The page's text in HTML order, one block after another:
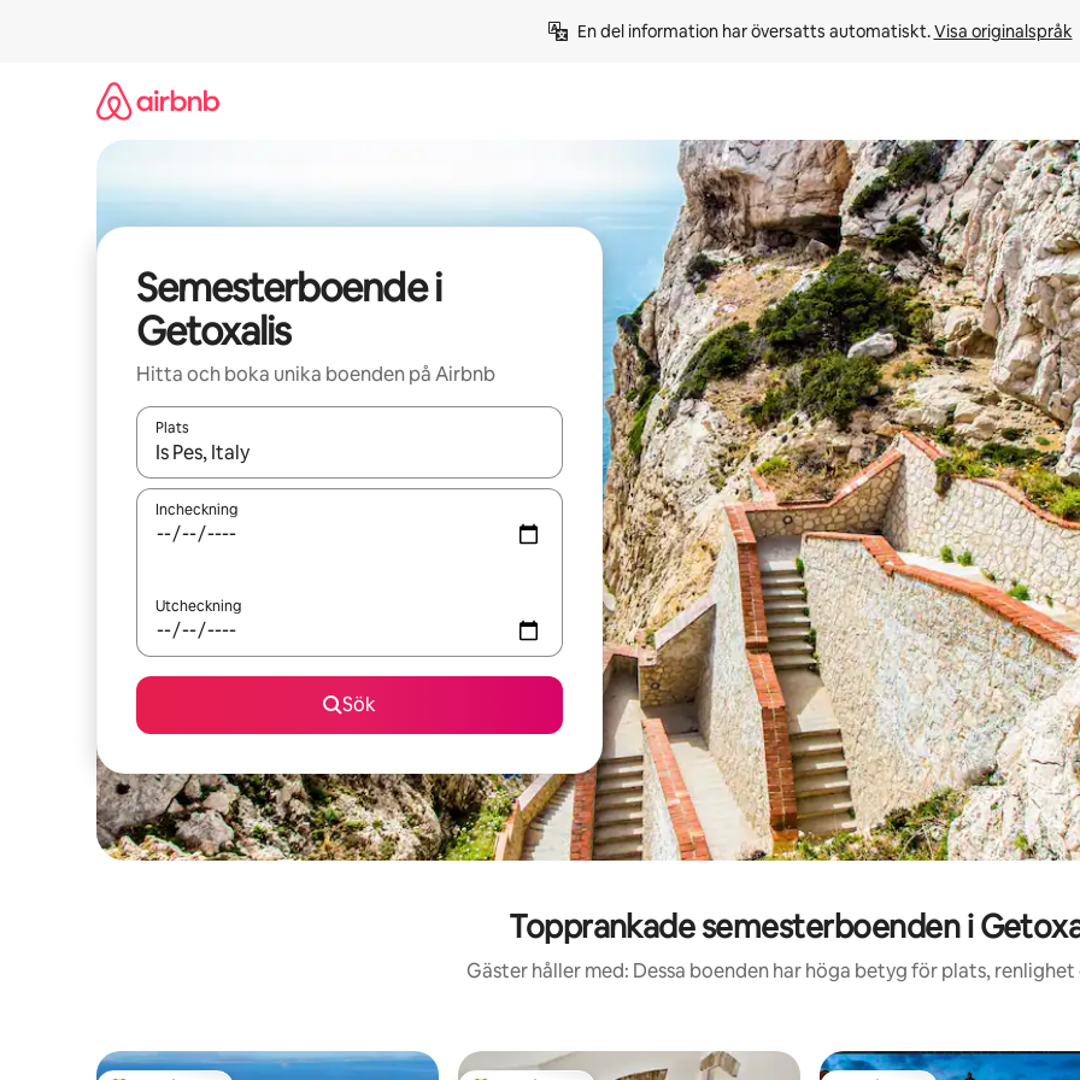
En del information har översatts automatiskt. Visa originalspråk
Semesterboende i
Getoxalis
Hitta och boka unika boenden på Airbnb
Plats
När resultaten är tillgängliga kan du navigera med upp- och nedåtpilarna eller utforska genom att trycka eller svepa.
Incheckning
Utcheckning
Sök
Topprankade semesterboenden i
Gäster håller med: Dessa boenden har höga betyg för plats, renlighet